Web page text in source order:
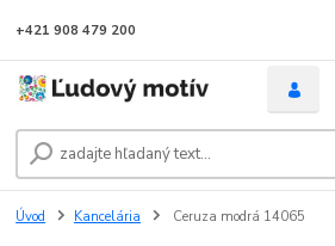
+421 908 479 200
Úvod Kancelária Ceruza modrá 14065